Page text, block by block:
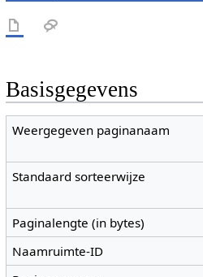
Basisgegevens
Weergegeven paginanaam
Standaard sorteerwijze
Paginalengte (in bytes)
Naamruimte-ID